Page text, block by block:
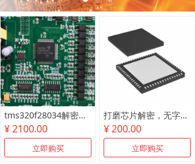
tms320f28034解密尾款
¥ 2100.00
立即购买
打磨芯片解密，无字芯片破解
¥ 200.00
立即购买